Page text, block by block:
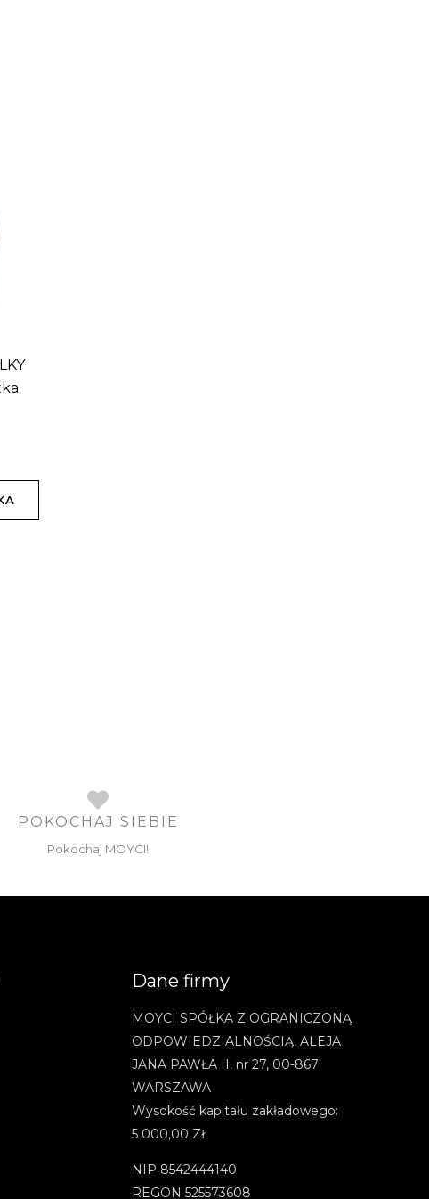
POKOCHAJ SIEBIE
Pokochaj MOYCI!
Dane firmy
MOYCI SPÓŁKA Z OGRANICZONĄ
ODPOWIEDZIALNOŚCIĄ, ALEJA
JANA PAWŁA II, nr 27, 00-867
WARSZAWA
Wysokość kapitału zakładowego:
5 000,00 ZŁ
NIP 8542444140
REGON 525573608